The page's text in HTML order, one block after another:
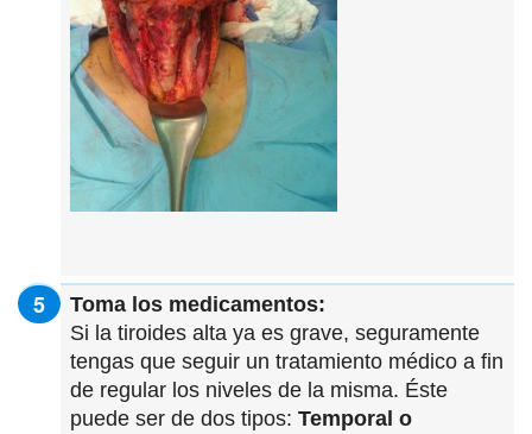
Toma los medicamentos:
Si la tiroides alta ya es grave, seguramente
tengas que seguir un tratamiento médico a fin
de regular los niveles de la misma. Éste
puede ser de dos tipos: Temporal o